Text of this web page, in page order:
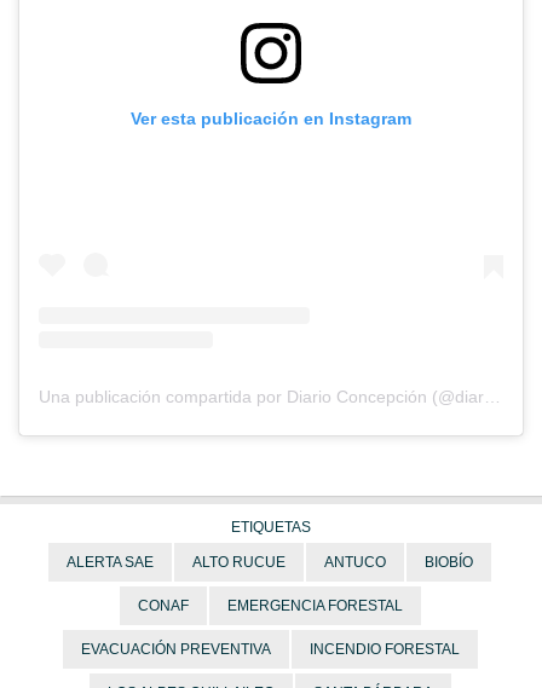
Ver esta publicación en Instagram
ETIQUETAS
ALERTA SAE ALTO RUCUE ANTUCO BIOBÍO
CONAF EMERGENCIA FORESTAL
EVACUACIÓN PREVENTIVA INCENDIO FORESTAL